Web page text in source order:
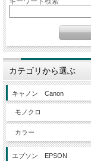
カテゴリから選ぶ
キャノン Canon
モノクロ
カラー
エプソン EPSON